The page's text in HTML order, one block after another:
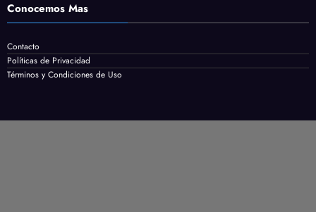
Conocemos Mas
Contacto
Políticas de Privacidad
Términos y Condiciones de Uso